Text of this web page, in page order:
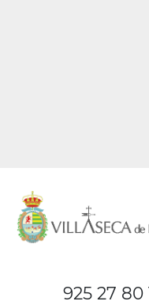
925 27 80